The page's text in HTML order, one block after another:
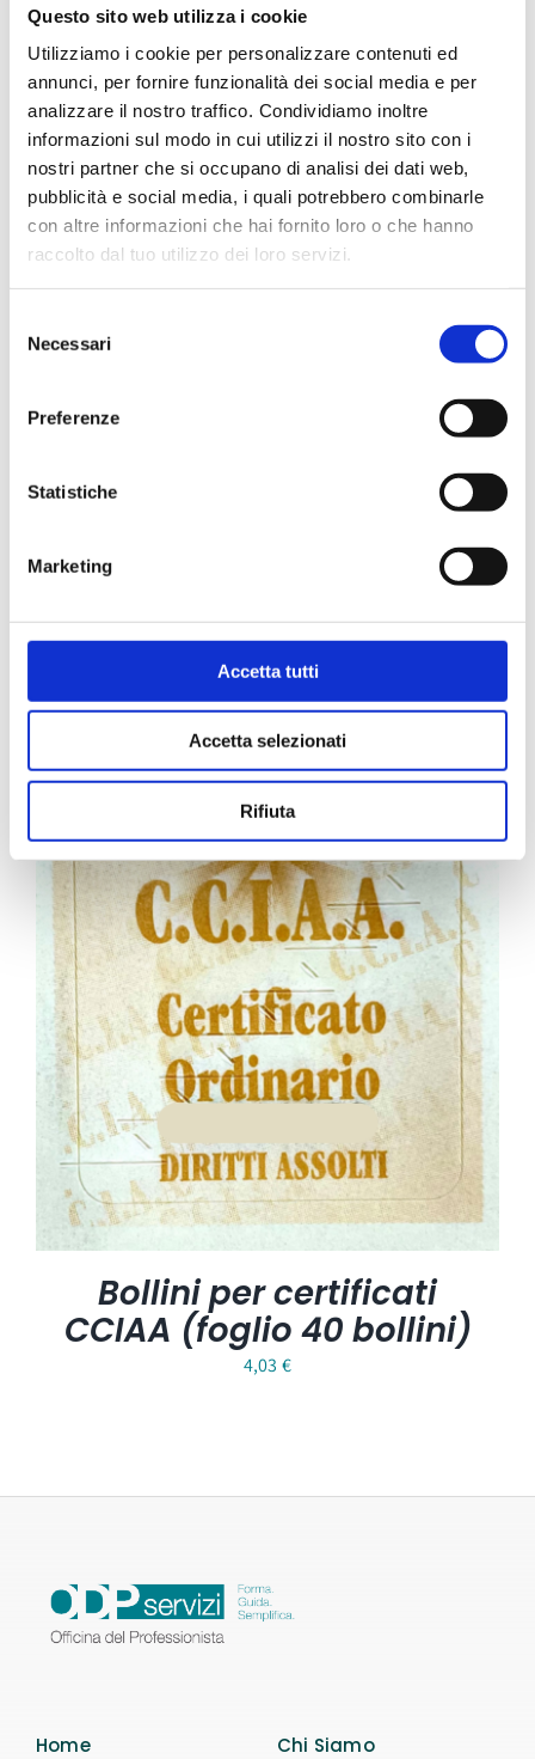
Questo sito web utilizza i cookie
Utilizziamo i cookie per personalizzare contenuti ed
annunci, per fornire funzionalità dei social media e per
analizzare il nostro traffico. Condividiamo inoltre
informazioni sul modo in cui utilizzi il nostro sito con i
nostri partner che si occupano di analisi dei dati web,
pubblicità e social media, i quali potrebbero combinarle
con altre informazioni che hai fornito loro o che hanno
raccolto dal tuo utilizzo dei loro servizi.
delNecessari
Preferenze
Statistiche
Marketing
Accetta tutti
Accetta selezionati
Rifiuta
Carta Filigranata CCIAA
24,40€
Bollini per certificati
CCIAA (foglio 40 bollini)
4,03 €
Home Chi Siamo